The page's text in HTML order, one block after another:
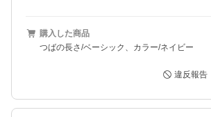
購入した商品
つばの長さ/ベーシック、カラー/ネイビー
違反報告